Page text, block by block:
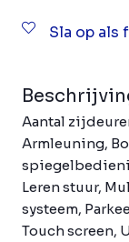
Sla op als
Aantal
Armleuning,
Leren stuur,
systeem,
Touch screen,